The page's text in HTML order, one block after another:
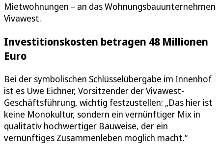
Mietwohnungen – an das Wohnungsbauunternehmen
Vivawest.
Investitionskosten betragen 48 Millionen
Euro
Bei der symbolischen Schlüsselübergabe im Innenhof
ist es Uwe Eichner, Vorsitzender der Vivawest-
Geschäftsführung, wichtig festzustellen: „Das hier ist
keine Monokultur, sondern ein vernünftiger Mix in
qualitativ hochwertiger Bauweise, der ein
vernünftiges Zusammenleben möglich macht.“